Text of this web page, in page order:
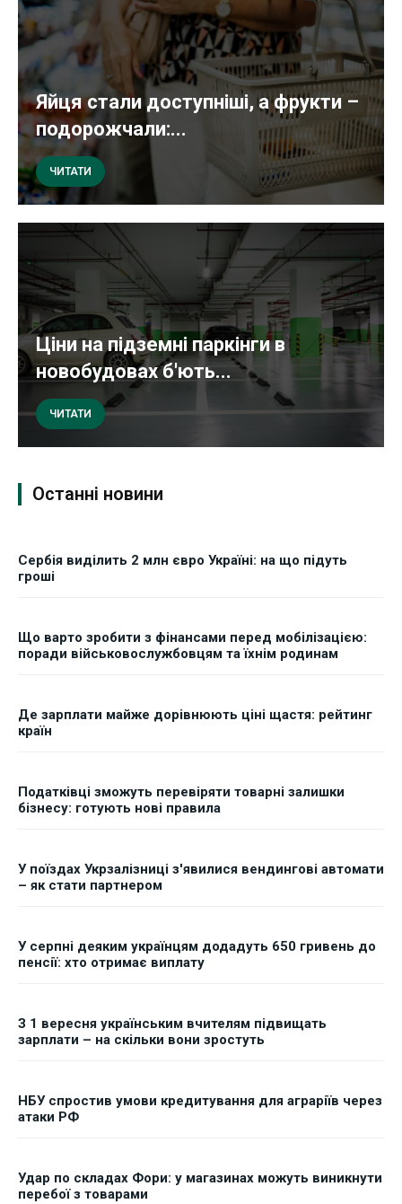
Яйця стали доступніші, а фрукти –
подорожчали:...
ЧИТАТИ
Ціни на підземні паркінги в
новобудовах б'ють...
ЧИТАТИ
Останні новини
Сербія виділить 2 млн євро Україні: на що підуть
гроші
Що варто зробити з фінансами перед мобілізацією:
поради військовослужбовцям та їхнім родинам
Де зарплати майже дорівнюють ціні щастя: рейтинг
країн
Податківці зможуть перевіряти товарні залишки
бізнесу: готують нові правила
У поїздах Укрзалізниці з'явилися вендингові автомати
– як стати партнером
У серпні деяким українцям додадуть 650 гривень до
пенсії: хто отримає виплату
З 1 вересня українським вчителям підвищать
зарплати – на скільки вони зростуть
НБУ спростив умови кредитування для аграріїв через
атаки РФ
Удар по складах Фори: у магазинах можуть виникнути
перебої з товарами